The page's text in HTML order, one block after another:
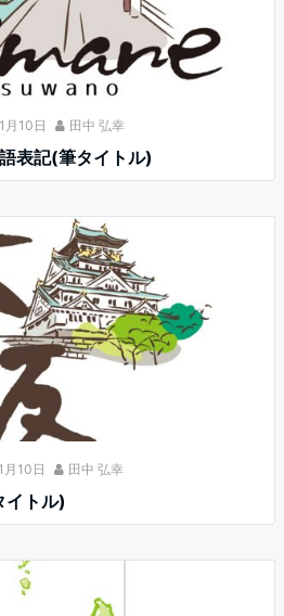
月10日 田中 弘幸
表記(筆タイトル)
月10日 田中 弘幸
イトル)